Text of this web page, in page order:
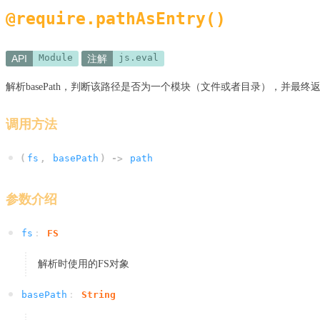
@require.pathAsEntry()
API Module 注解 js.eval
解析basePath，判断该路径是否为一个模块（文件或者目录），并最终
调用方法
( fs , basePath ) -> path
参数介绍
fs : FS
解析时使用的FS对象
basePath : String